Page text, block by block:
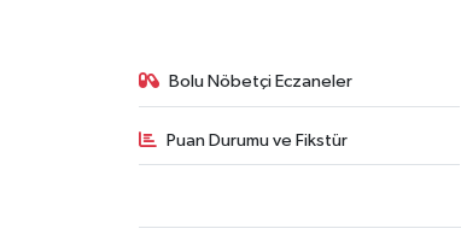
Bolu Nöbetçi Eczaneler
Puan Durumu ve Fikstür